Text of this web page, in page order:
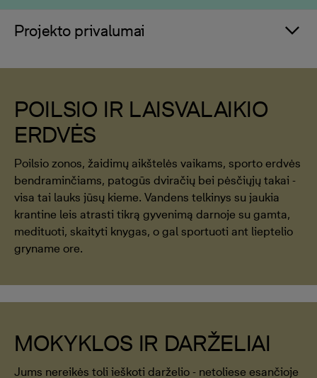
Projekto privalumai
POILSIO IR LAISVALAIKIO
ERDVĖS
Poilsio zonos, žaidimų aikštelės vaikams, sporto erdvės
bendraminčiams, patogūs dviračių bei pėsčiųjų takai -
visa tai lauks jūsų kieme. Vandens telkinys su jaukia
krantine leis atrasti tikrą gyvenimą darnoje su gamta,
medituoti, skaityti knygas, o gal sportuoti ant lieptelio
gryname ore.
MOKYKLOS IR DARŽELIAI
Jums nereikės toli ieškoti darželio - netoliese esančioje